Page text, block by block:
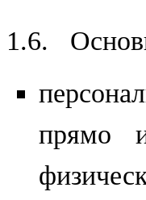
1.6.
прямо